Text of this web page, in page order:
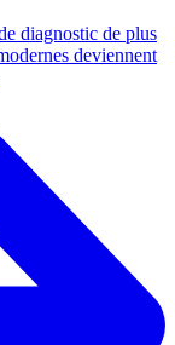
diagnostic de plus
deviennent